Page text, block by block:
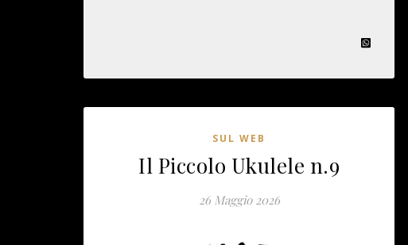
SUL WEB
Il Piccolo Ukulele n.9
26 Maggio 2026